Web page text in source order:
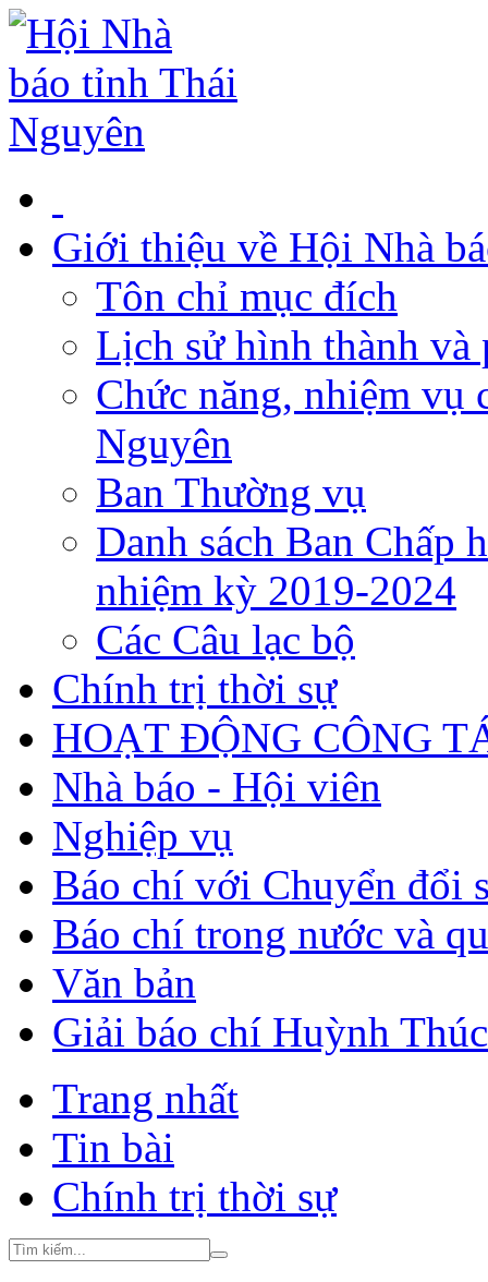
Giới thiệu về Hội Nhà
Tôn chỉ mục đích
Lịch sử hình thành và
Chức năng, nhiệm vụ
Nguyên
Ban Thường vụ
Danh sách Ban Chấp
nhiệm kỳ 2019-2024
Các Câu lạc bộ
Chính trị thời sự
HOẠT ĐỘNG CÔNG
Nhà báo - Hội viên
Nghiệp vụ
Báo chí với Chuyển đổi
Báo chí trong nước và
Văn bản
Giải báo chí Huỳnh
Trang nhất
Tin bài
Chính trị thời sự